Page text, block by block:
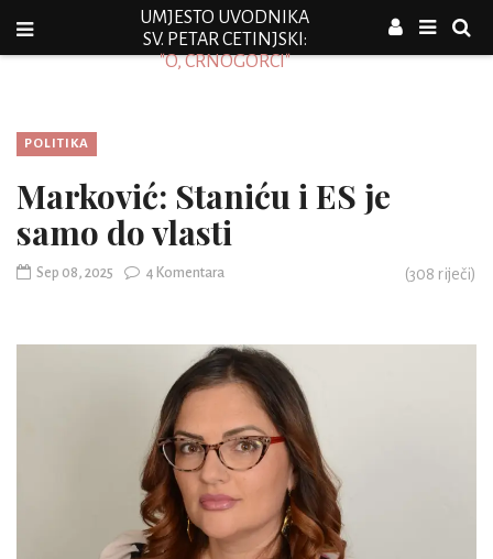
UMJESTO UVODNIKA
SV. PETAR CETINJSKI:
"O, CRNOGORCI"
POLITIKA
Marković: Staniću i ES je
samo do vlasti
Sep 08, 2025 4 Komentara (308 riječi)